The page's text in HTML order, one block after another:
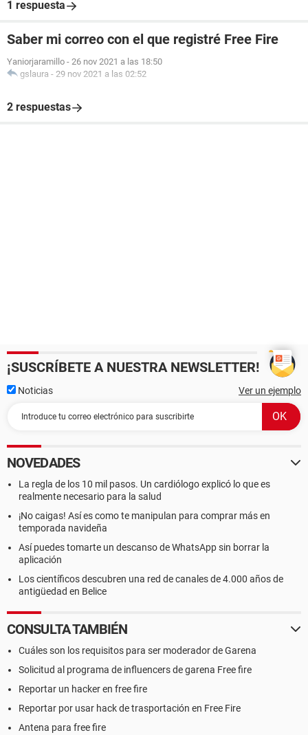
1 respuesta
Saber mi correo con el que registré Free Fire
Yaniorjaramillo - 26 nov 2021 a las 18:50
gslaura - 29 nov 2021 a las 02:52
2 respuestas
¡SUSCRÍBETE A NUESTRA NEWSLETTER!
Noticias Ver un ejemplo
NOVEDADES
La regla de los 10 mil pasos. Un cardiólogo explicó lo que es
realmente necesario para la salud
¡No caigas! Así es como te manipulan para comprar más en
temporada navideña
Así puedes tomarte un descanso de WhatsApp sin borrar la
aplicación
Los científicos descubren una red de canales de 4.000 años de
antigüedad en Belice
CONSULTA TAMBIÉN
Cuáles son los requisitos para ser moderador de Garena
Solicitud al programa de influencers de garena Free fire
Reportar un hacker en free fire
Reportar por usar hack de trasportación en Free Fire
Antena para free fire